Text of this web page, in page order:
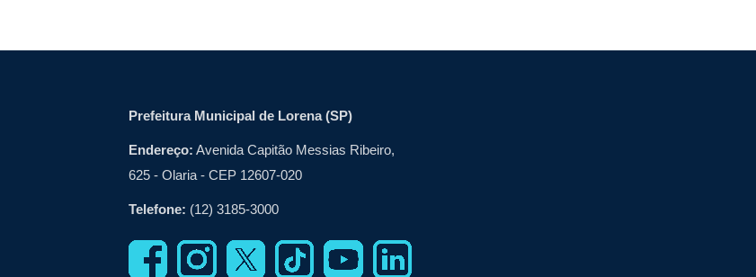
Prefeitura Municipal de Lorena (SP)
Endereço: Avenida Capitão Messias Ribeiro,
625 - Olaria - CEP 12607-020
Telefone: (12) 3185-3000